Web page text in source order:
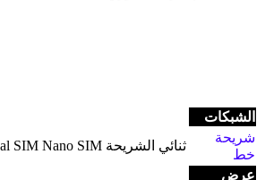
الشبكات
شريحة
خط
ثنائي الشريحة Dual SIM Nano SIM
عرض